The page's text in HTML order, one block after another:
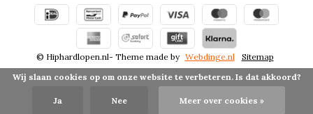
© Hiphardlopen.nl- Theme made by Webdinge.nl
Sitemap
Wij slaan cookies op om onze website te verbeteren. Is dat akkoord?
Ja Nee Meer over cookies »